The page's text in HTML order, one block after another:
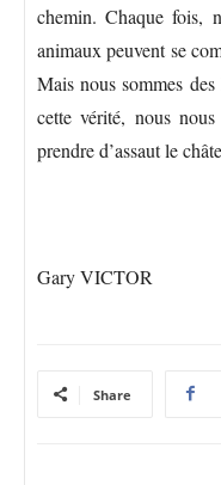
chemin. Chaque fois,
animaux peuvent se
Mais nous sommes
cette vérité, nous
prendre d’assaut le
Gary VICTOR
Share